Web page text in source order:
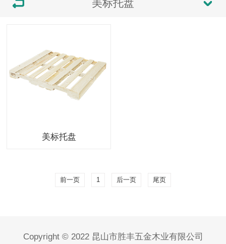
美标托盘
美标托盘
前一页 1 后一页 尾页
Copyright © 2022 昆山市胜丰五金木业有限公司